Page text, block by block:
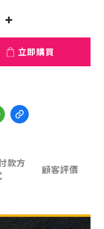
立即購買
款方
顧客評價